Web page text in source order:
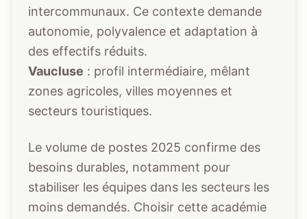
intercommunaux. Ce contexte demande
autonomie, polyvalence et adaptation à
des effectifs réduits.
Vaucluse : profil intermédiaire, mêlant
zones agricoles, villes moyennes et
secteurs touristiques.
Le volume de postes 2025 confirme des
besoins durables, notamment pour
stabiliser les équipes dans les secteurs les
moins demandés. Choisir cette académie